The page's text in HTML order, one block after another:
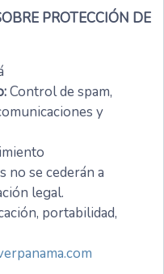
PROTECCIÓN DE
Control de spam,
y
no se cederán a
legal.
portabilidad,